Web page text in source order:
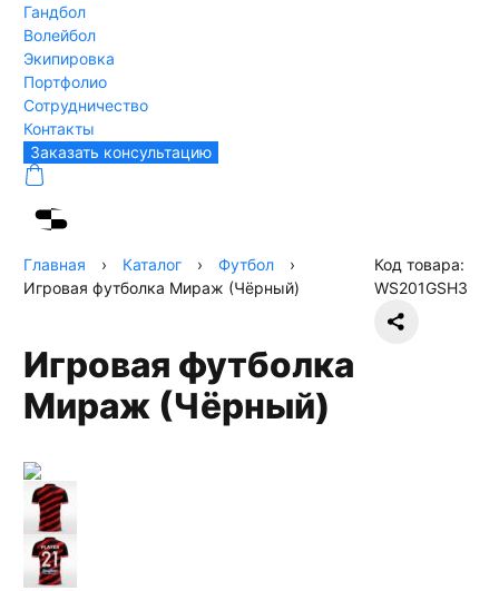
Гандбол
Волейбол
Экипировка
Портфолио
Сотрудничество
Контакты
Заказать консультацию
Главная › Каталог › Футбол
›
Игровая футболка Мираж (Чёрный)
Код товара:
WS201GSH3
Игровая футболка
Мираж (Чёрный)